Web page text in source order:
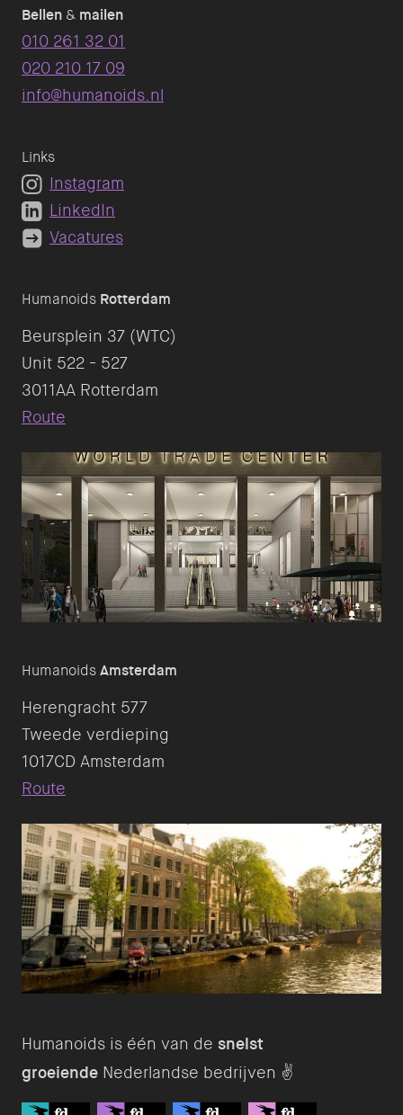
Humanoids is één van de snelst
groeiende Nederlandse bedrijven ✌️
Humanoids Rotterdam
Beursplein 37 (WTC)
Unit 522 - 527
Route
HumanoidsAmsterdam
Herengracht 577
Tweede verdieping
Route
Bellen & mailen
010 261 32 01
020 210 17 09
info@humanoids.nl
Links
Instagram
LinkedIn
Vacatures